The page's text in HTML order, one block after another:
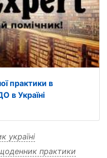
практики в
в Україні
україні
практики